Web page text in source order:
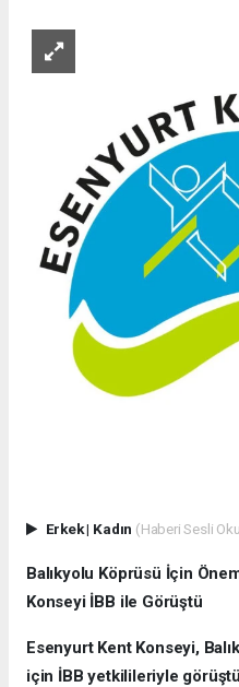
Erkek| Kadın (Haberi Sesli
Balıkyolu Köprüsü İçin
Konseyi İBB ile Görüştü
Esenyurt Kent Konseyi,
için İBB yetkilileriyle